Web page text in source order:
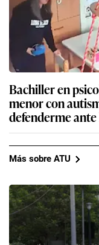
Bachiller en
menor con
defenderme ante
Más sobre ATU